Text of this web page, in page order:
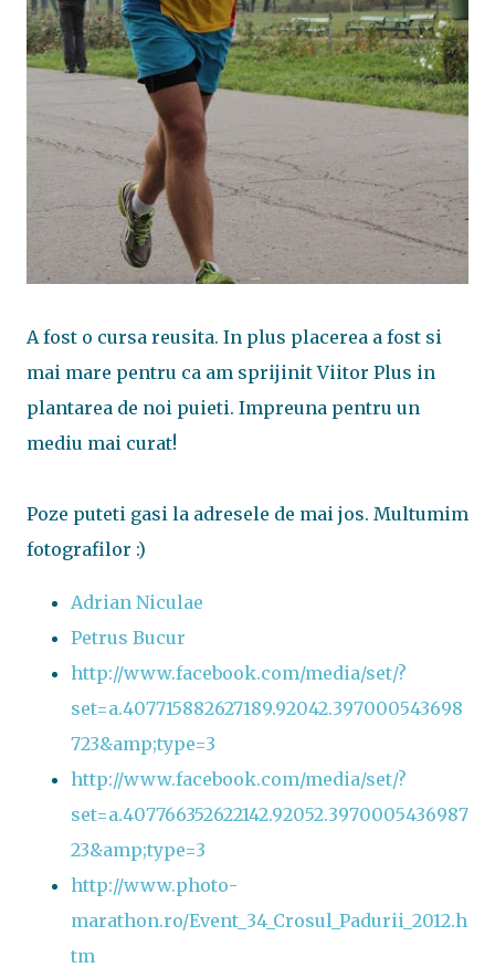
A fost o cursa reusita. In plus placerea a fost si
mai mare pentru ca am sprijinit Viitor Plus in
plantarea de noi puieti. Impreuna pentru un
mediu mai curat!
Poze puteti gasi la adresele de mai jos. Multumim
fotografilor :)
Adrian Niculae
Petrus Bucur
http://www.facebook.com/media/set/?
set=a.407715882627189.92042.397000543698
723&amp;type=3
http://www.facebook.com/media/set/?
set=a.407766352622142.92052.3970005436987
23&amp;type=3
http://www.photo-
marathon.ro/Event_34_Crosul_Padurii_2012.h
tm